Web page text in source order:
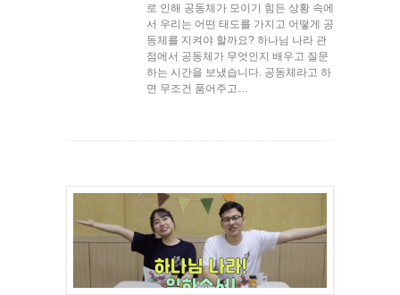
로 인해 공동체가 모이기 힘든 상황 속에
서 우리는 어떤 태도를 가지고 어떻게 공
동체를 지켜야 할까요? 하나님 나라 관
점에서 공동체가 무엇인지 배우고 질문
하는 시간을 보냈습니다. 공동체라고 하
면 무조건 품어주고…